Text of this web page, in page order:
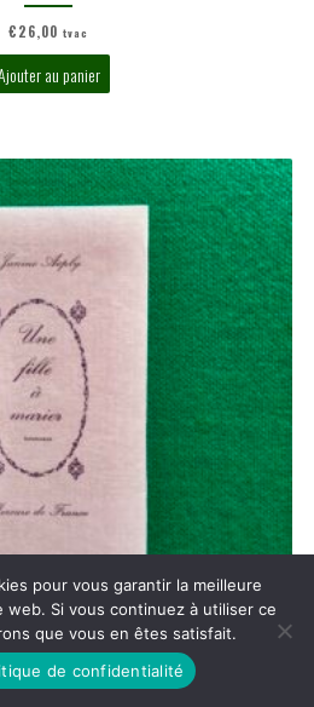
€26,00 tvac
au panier
Mercure de France, 1969, 152 p.
pour vous garantir la meilleure
Si vous continuez à utiliser ce
que vous en êtes satisfait.
de confidentialité